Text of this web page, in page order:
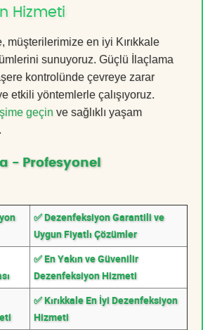
Hizmeti
müşterilerimize en iyi Kırıkkale
sunuyoruz. Güçlü İlaçlama
kontrolünde çevreye zarar
etkili yöntemlerle çalışıyoruz.
geçin ve sağlıklı yaşam
- Profesyonel
✅ Dezenfeksiyon Garantili ve
Uygun Fiyatlı Çözümler
✅ En Yakın ve Güvenilir
Dezenfeksiyon Hizmeti
✅ Kırıkkale En İyi Dezenfeksiyon
Hizmeti